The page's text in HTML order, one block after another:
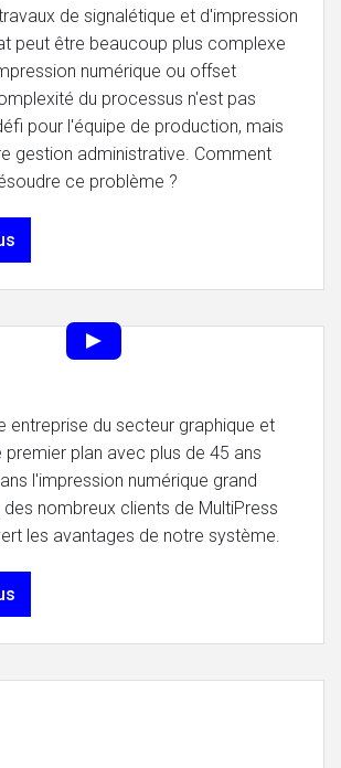
de signalétique et d'impression
peut être beaucoup plus complexe
numérique ou offset
du processus n'est pas
pour l'équipe de production, mais
gestion administrative. Comment
ce problème ?
entreprise du secteur graphique et
premier plan avec plus de 45 ans
l'impression numérique grand
nombreux clients de MultiPress
les avantages de notre système.